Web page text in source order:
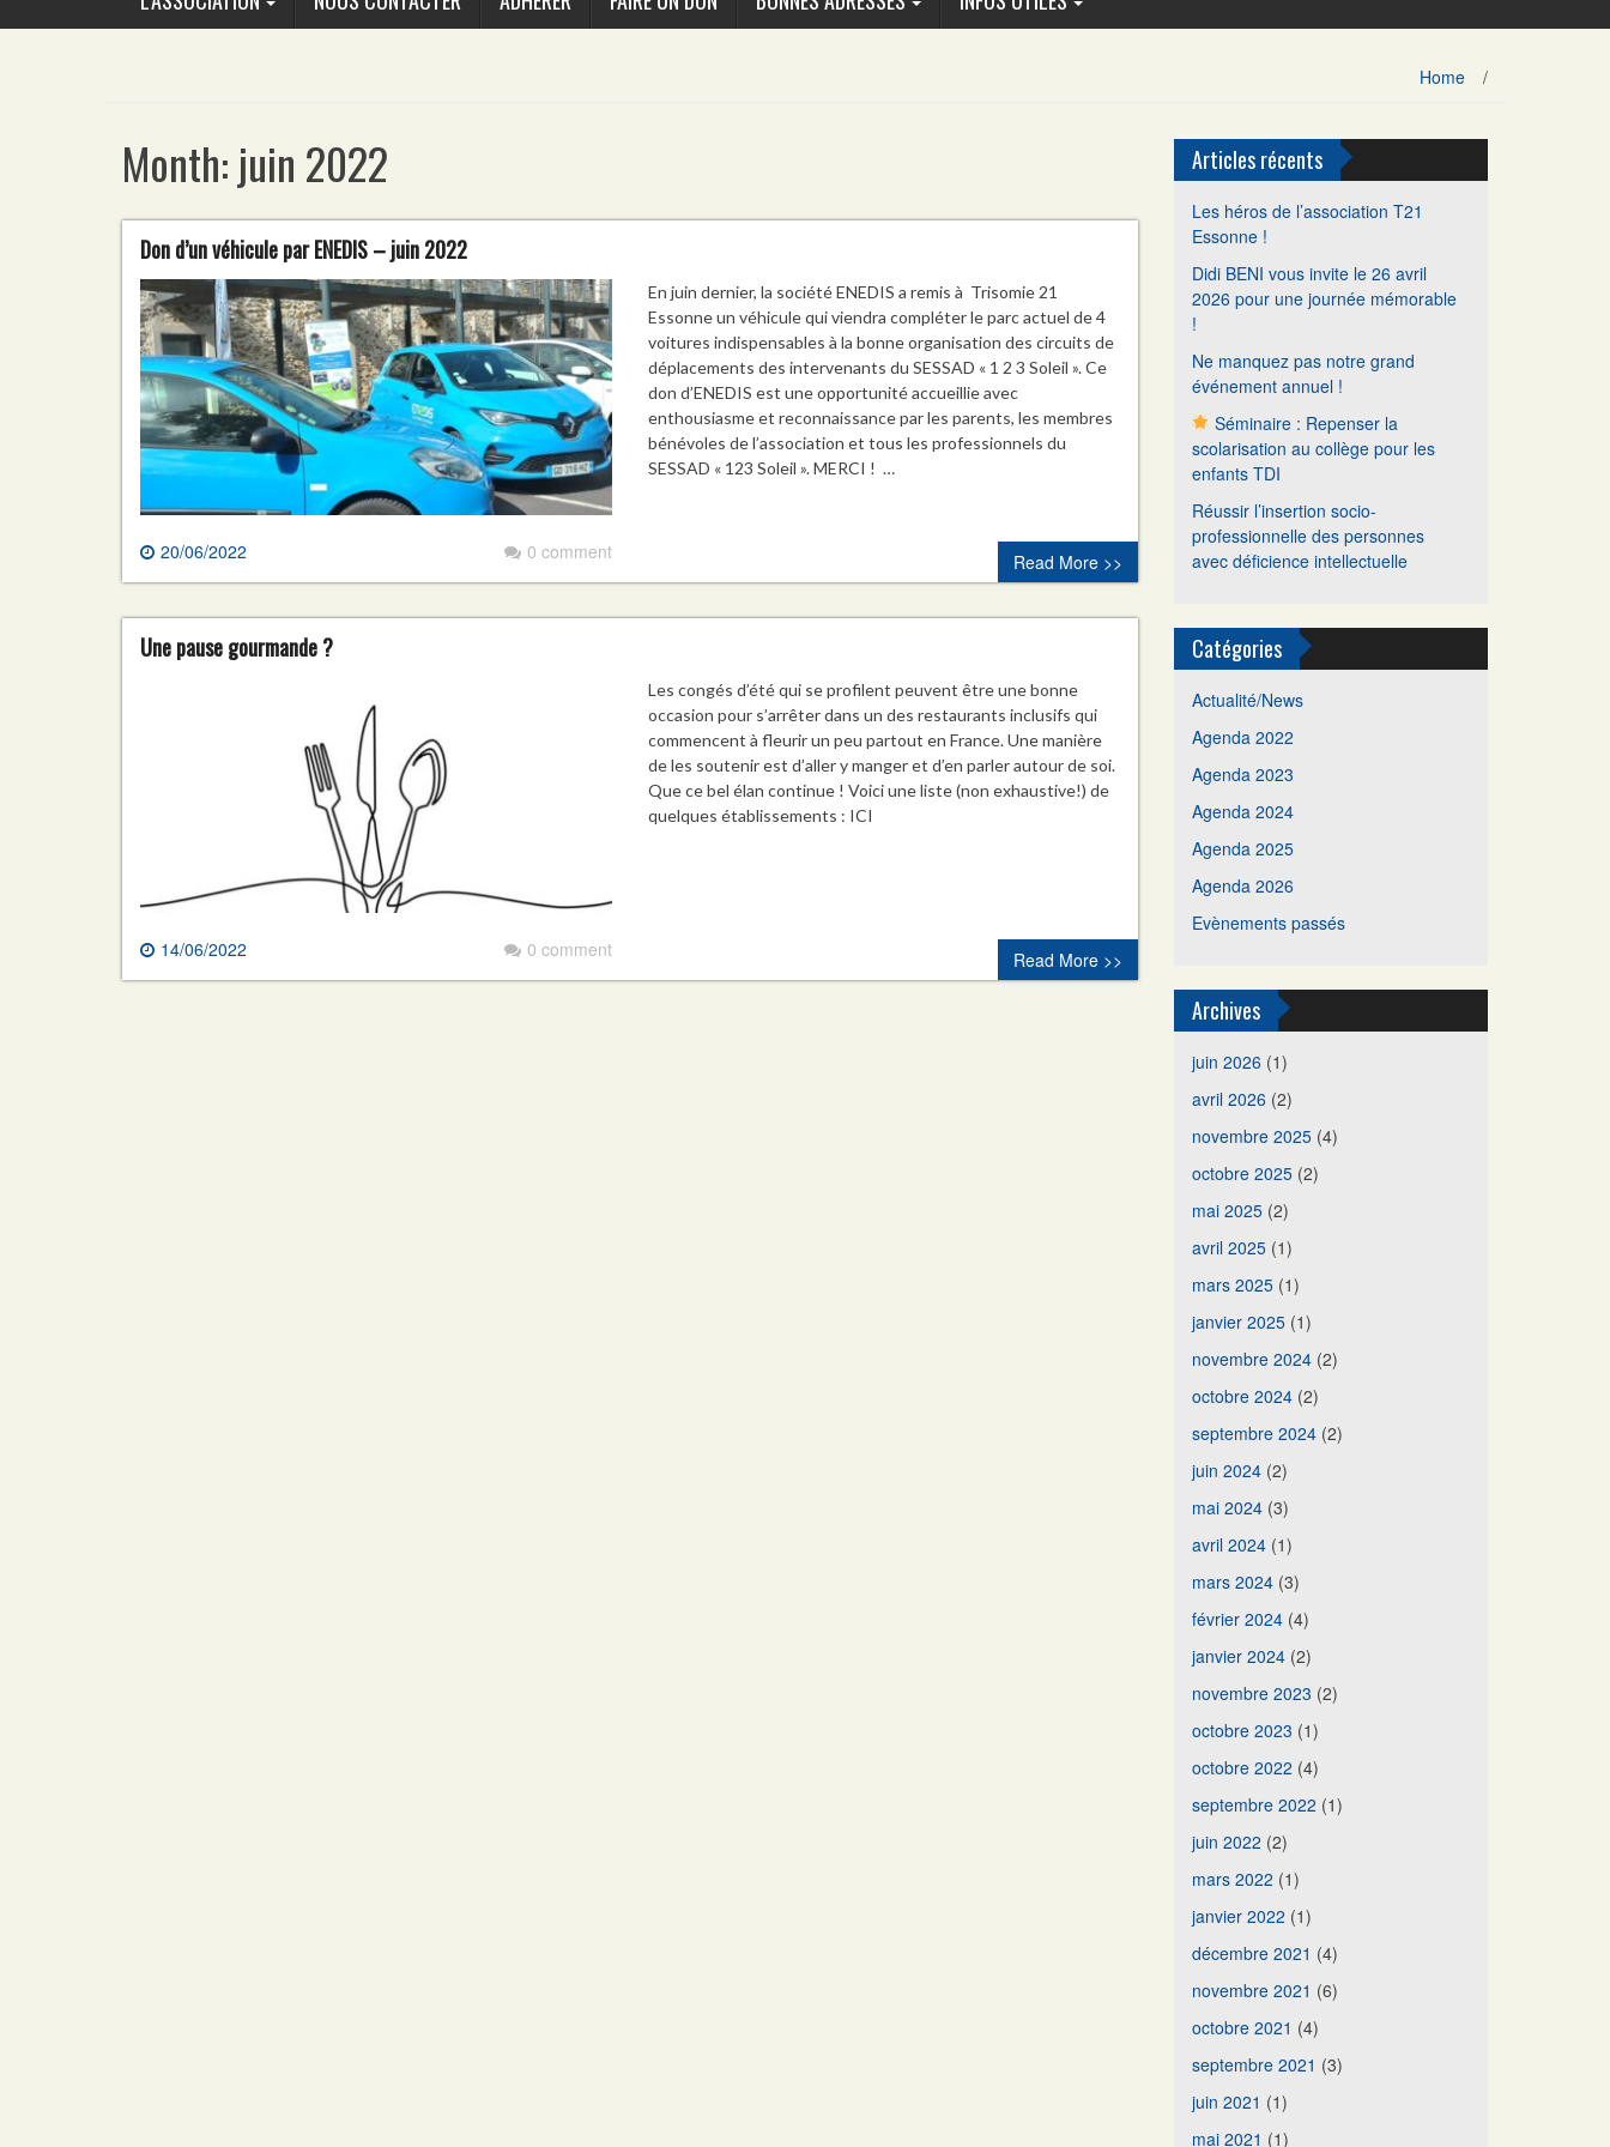
Home /
Month: juin 2022
Don d’un véhicule par ENEDIS – juin 2022
20/06/2022 0 comment
En juin dernier, la société ENEDIS a remis à Trisomie 21
Essonne un véhicule qui viendra compléter le parc actuel de 4
voitures indispensables à la bonne organisation des circuits de
déplacements des intervenants du SESSAD « 1 2 3 Soleil ». Ce
don d’ENEDIS est une opportunité accueillie avec
enthousiasme et reconnaissance par les parents, les membres
bénévoles de l’association et tous les professionnels du
SESSAD « 123 Soleil ». MERCI ! …
Read More >>
Une pause gourmande ?
14/06/2022 0 comment
Les congés d’été qui se profilent peuvent être une bonne
occasion pour s’arrêter dans un des restaurants inclusifs qui
commencent à fleurir un peu partout en France. Une manière
de les soutenir est d’aller y manger et d’en parler autour de soi.
Que ce bel élan continue ! Voici une liste (non exhaustive!) de
quelques établissements : ICI
Read More >>
Articles récents
Les héros de l’association T21
Essonne !
Didi BENI vous invite le 26 avril
2026 pour une journée mémorable
!
Ne manquez pas notre grand
événement annuel !
Séminaire : Repenser la
scolarisation au collège pour les
enfants TDI
Réussir l’insertion socio-
professionnelle des personnes
avec déficience intellectuelle
Catégories
Actualité/News
Agenda 2022
Agenda 2023
Agenda 2024
Agenda 2025
Agenda 2026
Evènements passés
Archives
juin 2026 (1)
avril 2026 (2)
novembre 2025(4)
octobre 2025(2)
mai 2025(2)
avril 2025(1)
mars 2025(1)
janvier 2025(1)
novembre 2024(2)
octobre 2024(2)
septembre 2024(2)
juin 2024(2)
mai 2024(3)
avril 2024(1)
mars 2024(3)
février 2024(4)
janvier 2024(2)
novembre 2023 (2)
octobre 2023 (1)
octobre 2022 (4)
septembre 2022 (1)
juin 2022 (2)
mars 2022 (1)
janvier 2022 (1)
décembre 2021 (4)
novembre 2021 (6)
octobre 2021 (4)
septembre 2021 (3)
juin 2021 (1)
mai 2021 (1)